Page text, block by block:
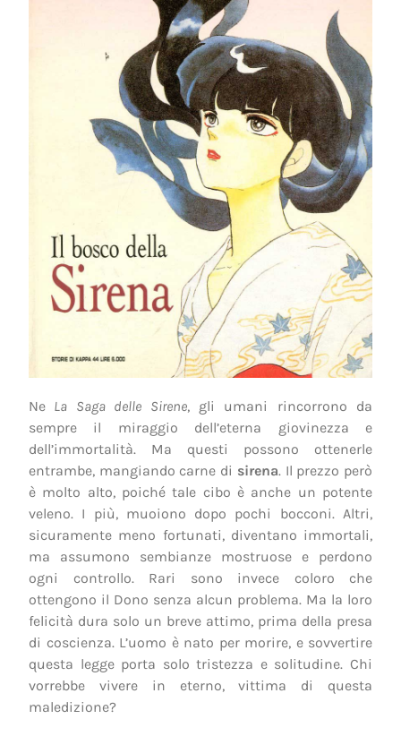
Ne La Saga delle Sirene, gli umani rincorrono da
sempre il miraggio dell’eterna giovinezza e
dell’immortalità. Ma questi possono ottenerle
entrambe, mangiando carne di sirena. Il prezzo però
è molto alto, poiché tale cibo è anche un potente
veleno. I più, muoiono dopo pochi bocconi. Altri,
sicuramente meno fortunati, diventano immortali,
ma assumono sembianze mostruose e perdono
ogni controllo. Rari sono invece coloro che
ottengono il Dono senza alcun problema. Ma la loro
felicità dura solo un breve attimo, prima della presa
di coscienza. L’uomo è nato per morire, e sovvertire
questa legge porta solo tristezza e solitudine. Chi
vorrebbe vivere in eterno, vittima di questa
maledizione?